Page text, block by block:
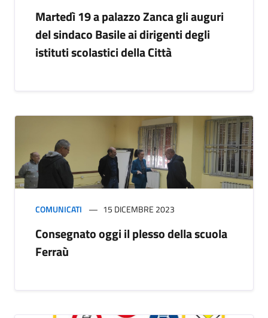
Martedì 19 a palazzo Zanca gli auguri
del sindaco Basile ai dirigenti degli
istituti scolastici della Città
COMUNICATI 15 DICEMBRE 2023
Consegnato oggi il plesso della scuola
Ferraù